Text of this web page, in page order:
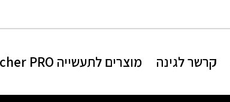
קרשר לגינה מוצרים לתעשייה Karcher PRO